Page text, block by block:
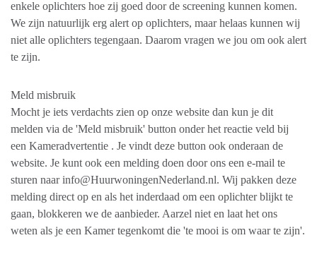
enkele oplichters hoe zij goed door de screening kunnen komen.
We zijn natuurlijk erg alert op oplichters, maar helaas kunnen wij
niet alle oplichters tegengaan. Daarom vragen we jou om ook alert
te zijn.
Meld misbruik
Mocht je iets verdachts zien op onze website dan kun je dit
melden via de 'Meld misbruik' button onder het reactie veld bij
een Kameradvertentie . Je vindt deze button ook onderaan de
website. Je kunt ook een melding doen door ons een e-mail te
sturen naar info@HuurwoningenNederland.nl. Wij pakken deze
melding direct op en als het inderdaad om een oplichter blijkt te
gaan, blokkeren we de aanbieder. Aarzel niet en laat het ons
weten als je een Kamer tegenkomt die 'te mooi is om waar te zijn'.